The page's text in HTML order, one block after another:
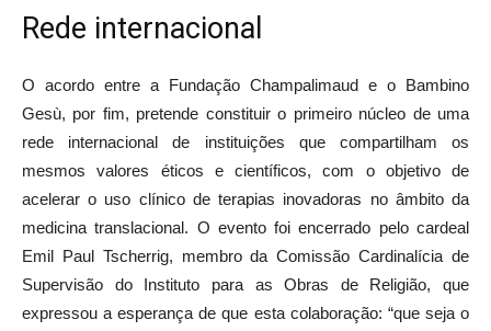
Rede internacional
O acordo entre a Fundação Champalimaud e o Bambino
Gesù, por fim, pretende constituir o primeiro núcleo de uma
rede internacional de instituições que compartilham os
mesmos valores éticos e científicos, com o objetivo de
acelerar o uso clínico de terapias inovadoras no âmbito da
medicina translacional. O evento foi encerrado pelo cardeal
Emil Paul Tscherrig, membro da Comissão Cardinalícia de
Supervisão do Instituto para as Obras de Religião, que
expressou a esperança de que esta colaboração: “que seja o